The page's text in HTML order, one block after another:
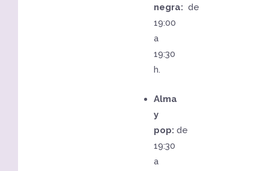
negra: de
19:00
a
19:30
h.
Alma
y
pop: de
19:30
a